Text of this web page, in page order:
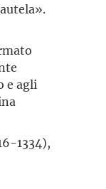
e agli
1334),